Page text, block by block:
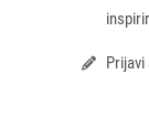
Prijavi